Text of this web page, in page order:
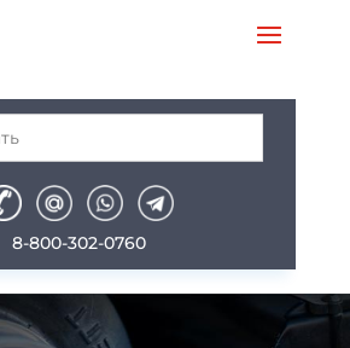
8-800-302-0760